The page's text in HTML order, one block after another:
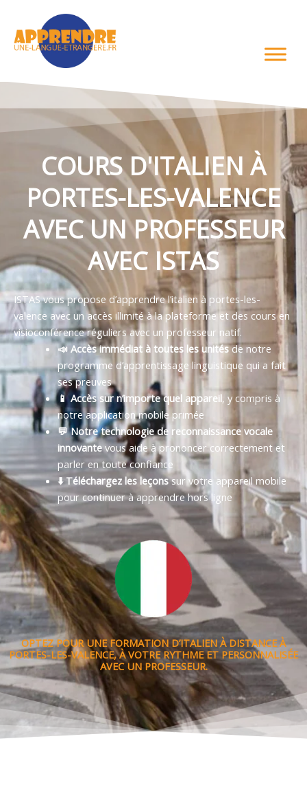
contenu
COURS D'ITALIEN À
PORTES-LES-VALENCE
AVEC UN PROFESSEUR
AVEC ISTAS
ISTAS vous propose d’apprendre l’italien à portes-les-
valence avec un accès illimité à la plateforme et des cours en
visioconférence réguliers avec un professeur natif.
📣 Accès immédiat à toutes les unitésde notre
programme d’apprentissage linguistique qui a fait
ses preuves
📱 Accès sur n’importe quel appareil, y compris à
notre application mobile primée
💬 Notre technologie de reconnaissance vocale
innovantevous aide à prononcer correctement et
parler en toute confiance
⬇️ Téléchargez les leçonssur votre appareil mobile
pour continuer à apprendre hors ligne
OPTEZ POUR UNE FORMATION D’ITALIEN À DISTANCE À
PORTES-LES-VALENCE, À VOTRE RYTHME ET PERSONNALISÉE
AVEC UN PROFESSEUR.